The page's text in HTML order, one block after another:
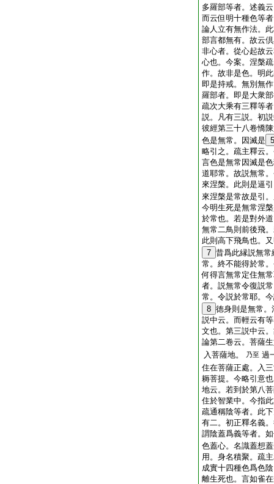
多羅部等者。述義
而云但明十種色等
論人立有無作法。
部言都無有。故云
非心者。從心起故
心也。今案。涅槃
作。故非是色。明
即是持戒。無別無
羅部者。即是大衆
疏次大乘有三釋等
説。凡有三説。初
彼經第三十八卷憍
色是無常。因滅是 5
略引之。疏主釋云
言色是無常因滅是
道耶常。故説無常
來涅槃。此則是逼
來涅槃是常故是引
今明生死是無常涅
於常也。若是對外
無常二鳥則前後飛
此則高下飛鳥也。
7 昔爲此縁説無
常。終不能得於常
何得言無常定住無
者。説無常令復説
常。令説於常耶。
8 徳身則是無常
説中云。而輕云有
文也。第三説中云
論第二卷云。菩薩
入菩薩地。
乃至 過
住在菩薩正處。入
耨菩提。今略引意
地云。若到於第八
住於智業中。今指
疏通稱陰等者。此
有二。初正釋名義
謂陰蓋爲義等者。
色蓋心。名識蓋想
用。身名積聚。疏
成實十四種色爲色
離生死也。言如雀